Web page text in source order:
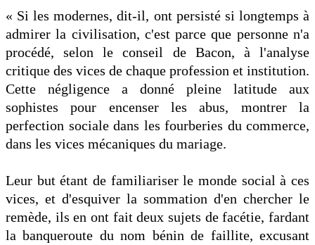
« Si les modernes, dit-il, ont persisté si longtemps à
admirer la civilisation, c'est parce que personne n'a
procédé, selon le conseil de Bacon, à l'analyse
critique des vices de chaque profession et institution.
Cette négligence a donné pleine latitude aux
sophistes pour encenser les abus, montrer la
perfection sociale dans les fourberies du commerce,
dans les vices mécaniques du mariage.
Leur but étant de familiariser le monde social à ces
vices, et d'esquiver la sommation d'en chercher le
remède, ils en ont fait deux sujets de facétie, fardant
la banqueroute du nom bénin de faillite, excusant